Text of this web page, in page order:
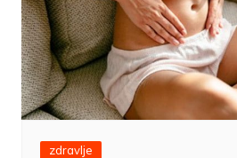
zdravlje